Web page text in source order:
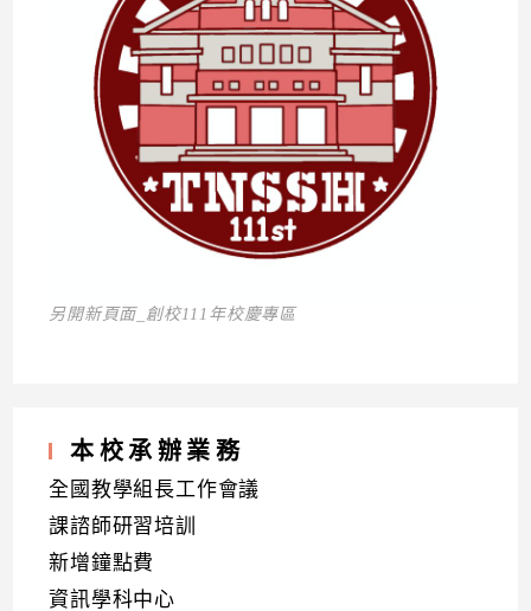
另開新頁面_創校111年校慶專區
本校承辦業務
全國教學組長工作會議
課諮師研習培訓
新增鐘點費
資訊學科中心